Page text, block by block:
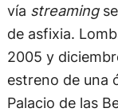
vía streaming
de asfixia.
2005 y
estreno de una
Palacio de las